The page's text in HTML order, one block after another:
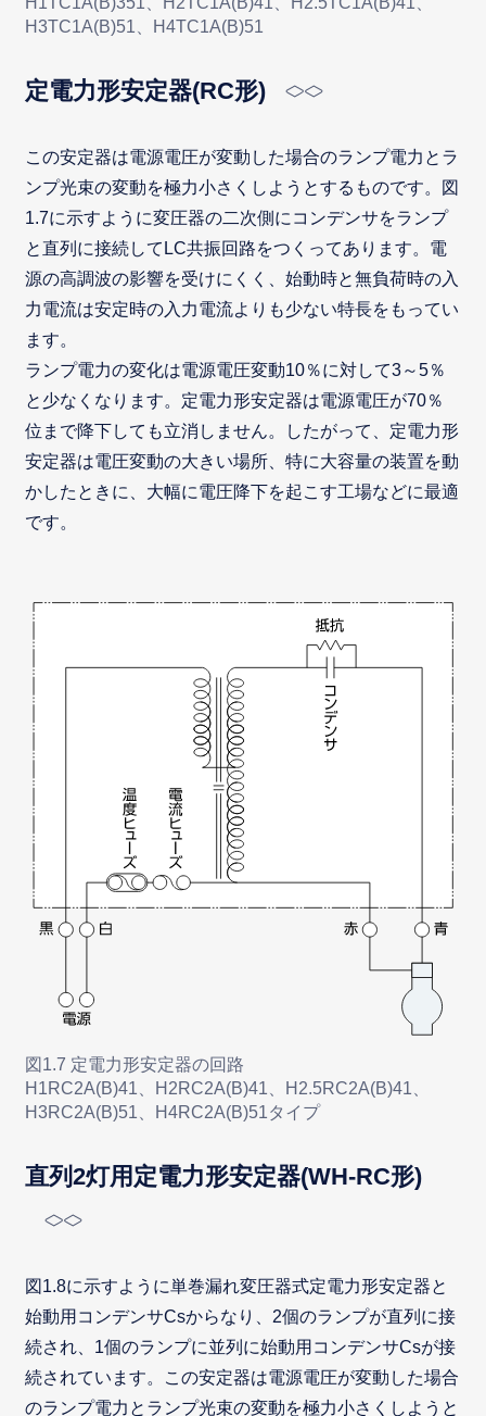
H3TC1A(B)51、H4TC1A(B)51
定電力形安定器(RC形)
この安定器は電源電圧が変動した場合のランプ電力とラ
ンプ光束の変動を極力小さくしようとするものです。図
1.7に示すように変圧器の二次側にコンデンサをランプ
と直列に接続してLC共振回路をつくってあります。電
源の高調波の影響を受けにくく、始動時と無負荷時の入
力電流は安定時の入力電流よりも少ない特長をもってい
ます。
ランプ電力の変化は電源電圧変動10％に対して3～5％
と少なくなります。定電力形安定器は電源電圧が70％
位まで降下しても立消しません。したがって、定電力形
安定器は電圧変動の大きい場所、特に大容量の装置を動
かしたときに、大幅に電圧降下を起こす工場などに最適
です。
図1.7 定電力形安定器の回路
H1RC2A(B)41、H2RC2A(B)41、H2.5RC2A(B)41、
H3RC2A(B)51、H4RC2A(B)51タイプ
直列2灯用定電力形安定器(WH-RC形)
図1.8に示すように単巻漏れ変圧器式定電力形安定器と
始動用コンデンサCsからなり、2個のランプが直列に接
続され、1個のランプに並列に始動用コンデンサCsが接
続されています。この安定器は電源電圧が変動した場合
のランプ電力とランプ光束の変動を極力小さくしようと